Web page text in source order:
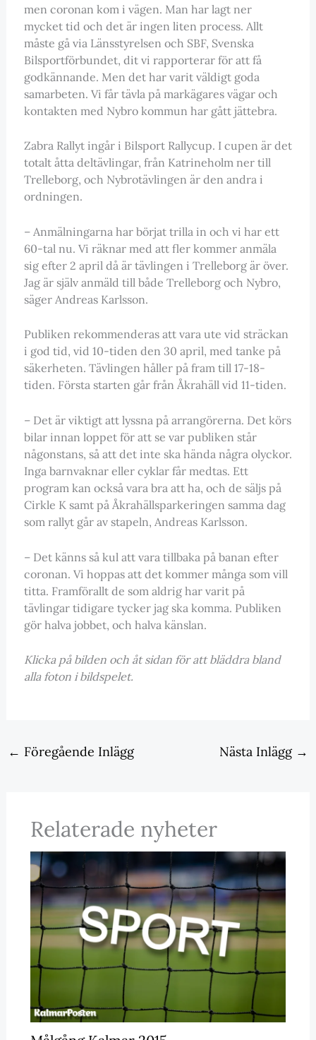
men coronan kom i vägen. Man har lagt ner
mycket tid och det är ingen liten process. Allt
måste gå via Länsstyrelsen och SBF, Svenska
Bilsportförbundet, dit vi rapporterar för att få
godkännande. Men det har varit väldigt goda
samarbeten. Vi får tävla på markägares vägar och
kontakten med Nybro kommun har gått jättebra.
Zabra Rallyt ingår i Bilsport Rallycup. I cupen är det
totalt åtta deltävlingar, från Katrineholm ner till
Trelleborg, och Nybrotävlingen är den andra i
ordningen.
– Anmälningarna har börjat trilla in och vi har ett
60-tal nu. Vi räknar med att fler kommer anmäla
sig efter 2 april då är tävlingen i Trelleborg är över.
Jag är själv anmäld till både Trelleborg och Nybro,
säger Andreas Karlsson.
Publiken rekommenderas att vara ute vid sträckan
i god tid, vid 10-tiden den 30 april, med tanke på
säkerheten. Tävlingen håller på fram till 17-18-
tiden. Första starten går från Åkrahäll vid 11-tiden.
– Det är viktigt att lyssna på arrangörerna. Det körs
bilar innan loppet för att se var publiken står
någonstans, så att det inte ska hända några olyckor.
Inga barnvaknar eller cyklar får medtas. Ett
program kan också vara bra att ha, och de säljs på
Cirkle K samt på Åkrahällsparkeringen samma dag
som rallyt går av stapeln, Andreas Karlsson.
– Det känns så kul att vara tillbaka på banan efter
coronan. Vi hoppas att det kommer många som vill
titta. Framförallt de som aldrig har varit på
tävlingar tidigare tycker jag ska komma. Publiken
gör halva jobbet, och halva känslan.
Klicka på bilden och åt sidan för att bläddra bland
alla foton i bildspelet.
← Föregående Inlägg Nästa Inlägg →
Relaterade nyheter